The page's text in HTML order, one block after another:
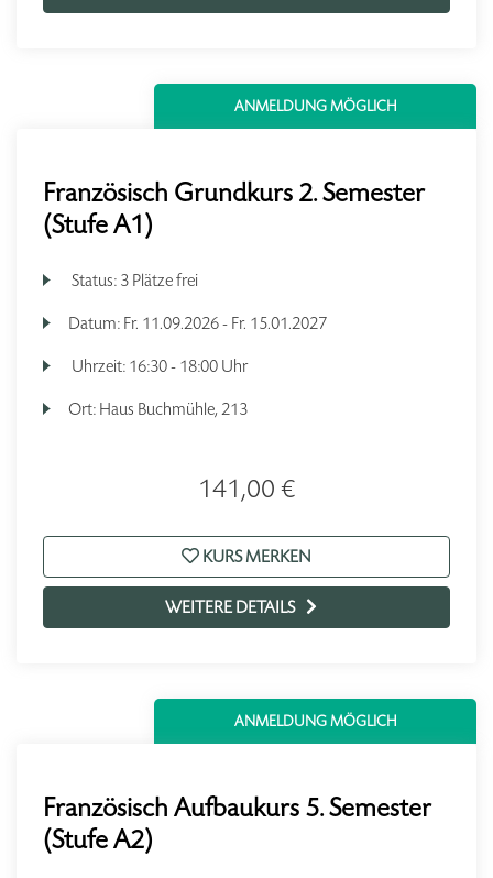
ANMELDUNG MÖGLICH
Französisch Grundkurs 2. Semester
(Stufe A1)
Status: 3 Plätze frei
Datum: Fr. 11.09.2026 - Fr. 15.01.2027
Uhrzeit: 16:30 - 18:00 Uhr
Ort: Haus Buchmühle, 213
141,00 €
KURS MERKEN
WEITERE DETAILS
ANMELDUNG MÖGLICH
Französisch Aufbaukurs 5. Semester
(Stufe A2)